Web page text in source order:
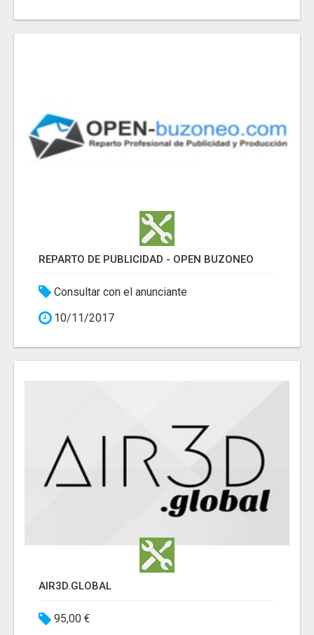
REPARTO DE PUBLICIDAD - OPEN BUZONEO
Consultar con el anunciante
10/11/2017
AIR3D.GLOBAL
95,00 €